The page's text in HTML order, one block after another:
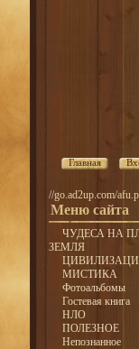
Главная
//go.ad2up.com/
Меню сайта
ЧУДЕСА НА
ЗЕМЛЯ
МИСТИКА
Фотоальбомы
Гостевая книга
НЛО
ПОЛЕЗНОЕ
Непознанное